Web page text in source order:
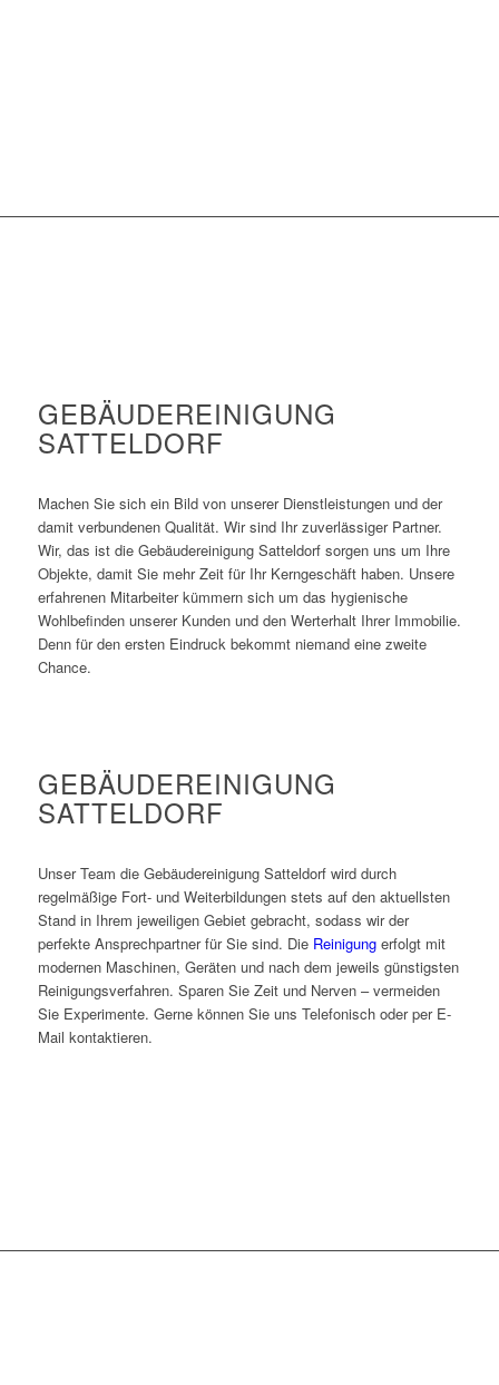
GEBÄUDEREINIGUNG
SATTELDORF
Machen Sie sich ein Bild von unserer Dienstleistungen und der
damit verbundenen Qualität. Wir sind Ihr zuverlässiger Partner.
Wir, das ist die Gebäudereinigung Satteldorf sorgen uns um Ihre
Objekte, damit Sie mehr Zeit für Ihr Kerngeschäft haben. Unsere
erfahrenen Mitarbeiter kümmern sich um das hygienische
Wohlbefinden unserer Kunden und den Werterhalt Ihrer Immobilie.
Denn für den ersten Eindruck bekommt niemand eine zweite
Chance.
GEBÄUDEREINIGUNG
SATTELDORF
Unser Team die Gebäudereinigung Satteldorf wird durch
regelmäßige Fort- und Weiterbildungen stets auf den aktuellsten
Stand in Ihrem jeweiligen Gebiet gebracht, sodass wir der
perfekte Ansprechpartner für Sie sind. Die Reinigung erfolgt mit
modernen Maschinen, Geräten und nach dem jeweils günstigsten
Reinigungsverfahren. Sparen Sie Zeit und Nerven – vermeiden
Sie Experimente. Gerne können Sie uns Telefonisch oder per E-
Mail kontaktieren.